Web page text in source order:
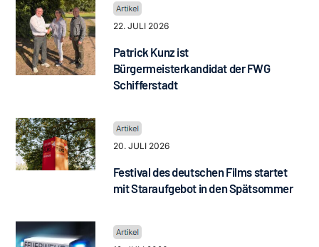
22. JULI 2026
Patrick Kunz ist
Bürgermeisterkandidat der FWG
Schifferstadt
20. JULI 2026
Festival des deutschen Films startet
mit Staraufgebot in den Spätsommer